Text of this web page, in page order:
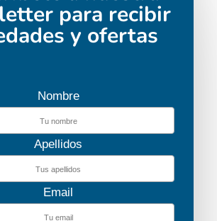
para recibir
y ofertas
Nombre
Apellidos
Email